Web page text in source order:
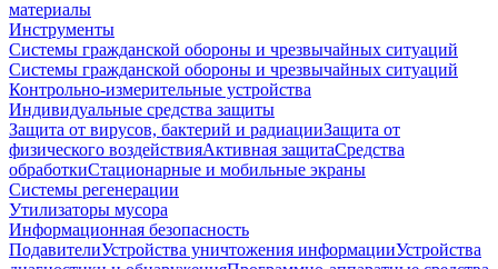
материалы
Инструменты
Системы гражданской обороны и чрезвычайных ситуаций
Системы гражданской обороны и чрезвычайных ситуаций
Контрольно-измерительные устройства
Индивидуальные средства защиты
Защита от вирусов, бактерий и радиацииЗащита от
физического воздействияАктивная защитаСредства
обработкиСтационарные и мобильные экраны
Системы регенерации
Утилизаторы мусора
Информационная безопасность
ПодавителиУстройства уничтожения информацииУстройства